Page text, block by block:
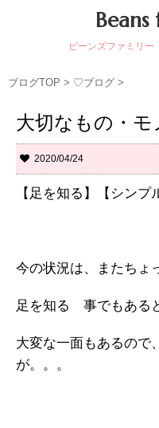
ビーンズファミリ
ブログTOP > ♡ブログ >
大切なもの・モ
2020/04/24
【足を知る】【シンプ
今の状況は、またちょ
足を知る 事でもある
大変な一面もあるので
が。。。